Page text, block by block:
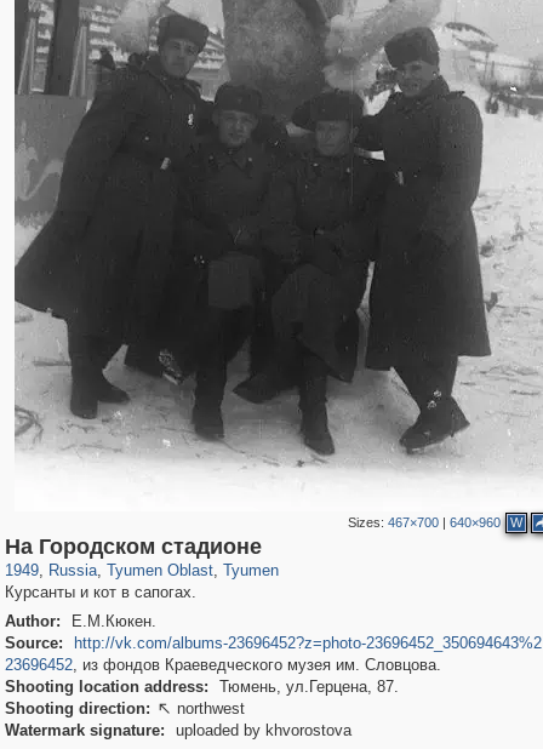
Sizes: 467×700| 640×960 W
На Городском стадионе
1949, Russia
1,406,255 29,243
, Tyumen Oblast
5,940 45
, Tyumen
4,136 9
Курсанты и кот в сапогах.
Author:
Е.М.Кюкен.
Source:
http://vk.com/albums-23696452?z=photo-
23696452, из фондов Краеведческого музея им. Словцова.
Shooting location address:
Тюмень, ул.Герцена, 87.
Shooting direction:  northwest
Watermark signature:
uploaded by khvorostova